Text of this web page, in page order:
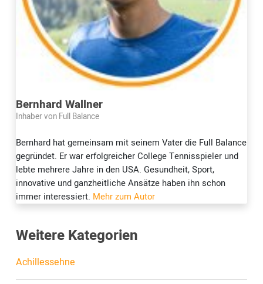
Bernhard Wallner
Inhaber von Full Balance
Bernhard hat gemeinsam mit seinem Vater die Full Balance
gegründet. Er war erfolgreicher College Tennisspieler und
lebte mehrere Jahre in den USA. Gesundheit, Sport,
innovative und ganzheitliche Ansätze haben ihn schon
immer interessiert. Mehr zum Autor
Weitere Kategorien
Achillessehne